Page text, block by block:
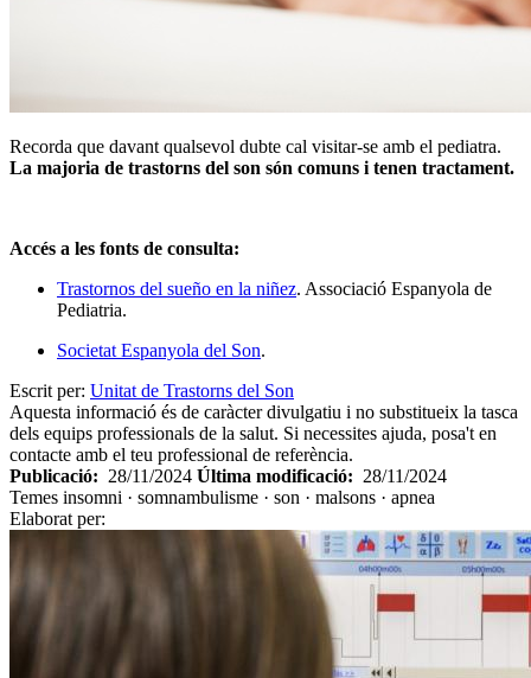
Recorda que davant qualsevol dubte cal visitar-se amb el pediatra.
La majoria de trastorns del son són comuns i tenen tractament.
Accés a les fonts de consulta:
Trastornos del sueño en la niñez. Associació Espanyola de
Pediatria.
Societat Espanyola del Son.
Escrit per: Unitat de Trastorns del Son
Aquesta informació és de caràcter divulgatiu i no substitueix la tasca
dels equips professionals de la salut. Si necessites ajuda, posa't en
contacte amb el teu professional de referència.
Publicació: 28/11/2024 Última modificació: 28/11/2024
Temes insomni · somnambulisme · son · malsons · apnea
Elaborat per: